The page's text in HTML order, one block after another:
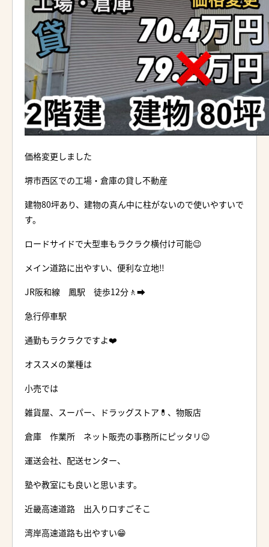
価格変更しました
堺市西区での工場・倉庫の貸し不動産
建物80坪あり、建物の真ん中に柱がないので使いやすいで
す。
ロードサイドで大型車もラクラク横付け可能😉
メイン道路に出やすい、便利な立地‼️
JR阪和線 鳳駅 徒歩12分🚶‍➡️
急行停車駅
通勤もラクラクですよ❤️
オススメの業種は
小売では
雑貨屋、スーパー、ドラッグストア💊、物販店
倉庫 作業所 ネット販売の事務所にピッタリ😉
運送会社、配送センター、
塾や教室にも良いと思います。
近畿高速道路 出入り口すごそこ
湾岸高速道路も出やすい😁